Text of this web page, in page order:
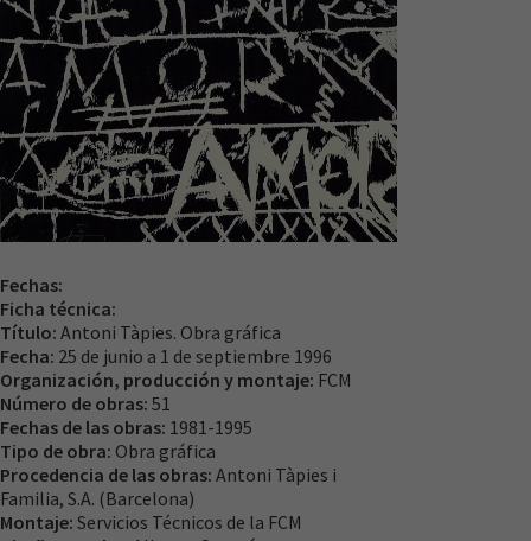
Fechas:
Ficha técnica:
Título: Antoni Tàpies. Obra gráfica
Fecha: 25 de junio a 1 de septiembre 1996
Organización, producción y montaje: FCM
Número de obras: 51
Fechas de las obras: 1981-1995
Tipo de obra: Obra gráfica
Procedencia de las obras: Antoni Tàpies i
Familia, S.A. (Barcelona)
Montaje: Servicios Técnicos de la FCM
cookies no
son
para que